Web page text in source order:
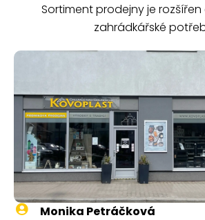
Sortiment prodejny je
zahrádkářské
Monika Petráčková